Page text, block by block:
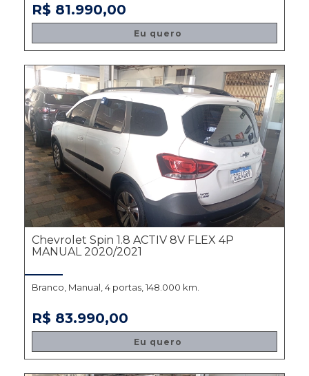
R$ 81.990,00
Eu quero
Chevrolet Spin 1.8 ACTIV 8V FLEX 4P
MANUAL 2020/2021
Branco, Manual, 4 portas, 148.000 km.
R$ 83.990,00
Eu quero